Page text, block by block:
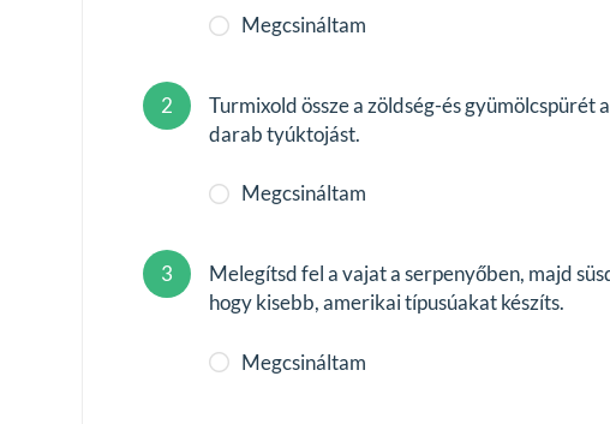
Megcsináltam
2
Turmixold össze a zöldség-és
darab tyúktojást.
Megcsináltam
3
Melegítsd fel a vajat a serpenyőben, majd
hogy kisebb, amerikai típusúakat készíts.
Megcsináltam